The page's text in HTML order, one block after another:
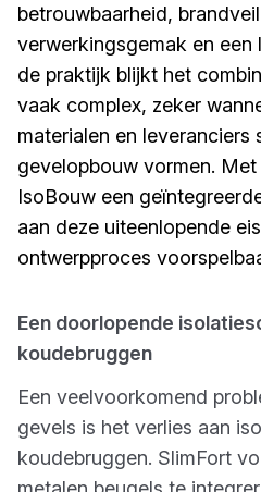
betrouwbaarheid,
verwerkingsgemak en een
de praktijk blijkt het
vaak complex, zeker
materialen en leveranciers
gevelopbouw vormen.
IsoBouw een
aan deze uiteenlopende
ontwerpproces
Een doorlopende
koudebruggen
Een veelvoorkomend
gevels is het verlies aan
koudebruggen. SlimFort